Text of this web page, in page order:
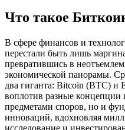
Что такое
В сфере финансов и
перестали быть лишь
превратившись в
экономической панорамы.
два гиганта: Bitcoin (BTC) и
воплотив разные концепции
предметами споров, но и
инноваций, вдохновляя
исследование и